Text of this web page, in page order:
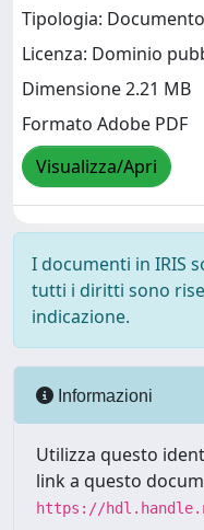
Tipologia:
Licenza: Dominio
Dimensione 2.21 MB
Formato Adobe PDF
Visualizza/Apri
I documenti in IRIS
tutti i diritti sono
indicazione.
Informazioni
Utilizza questo
link a questo
https://